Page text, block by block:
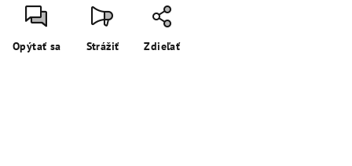
Opýtať sa Strážiť Zdieľať